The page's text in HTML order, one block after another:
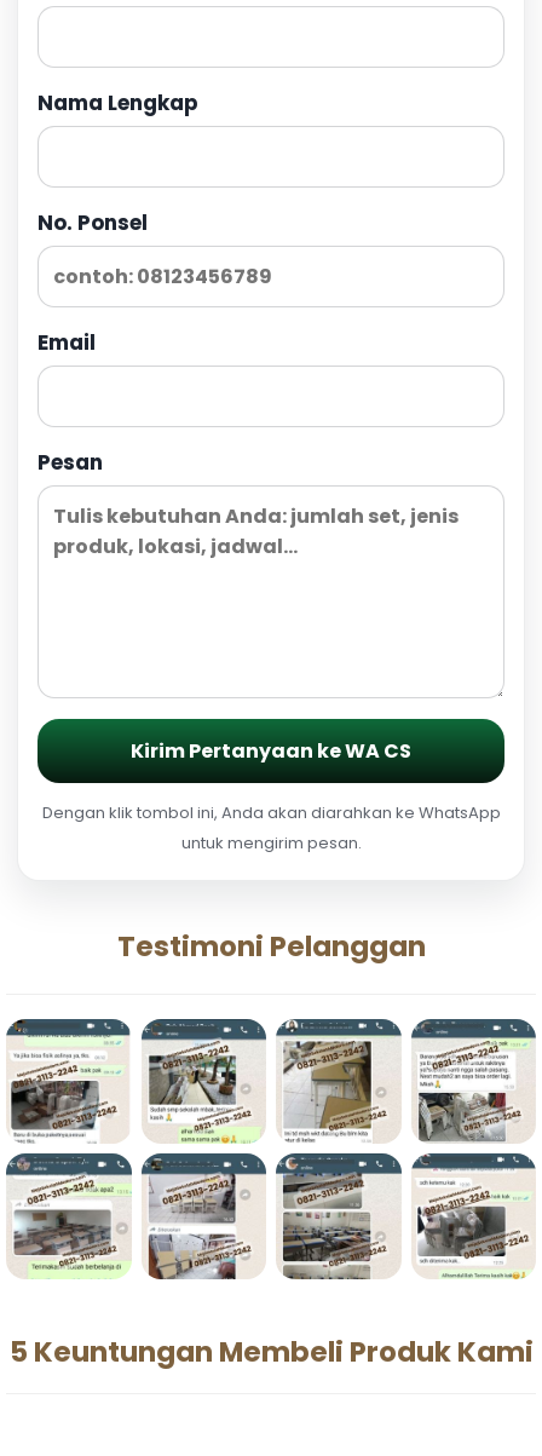
Nama Lengkap
No. Ponsel
Email
Pesan
Kirim Pertanyaan ke WA CS
Dengan klik tombol ini, Anda akan diarahkan ke WhatsApp
untuk mengirim pesan.
Testimoni Pelanggan
5 Keuntungan Membeli Produk Kami